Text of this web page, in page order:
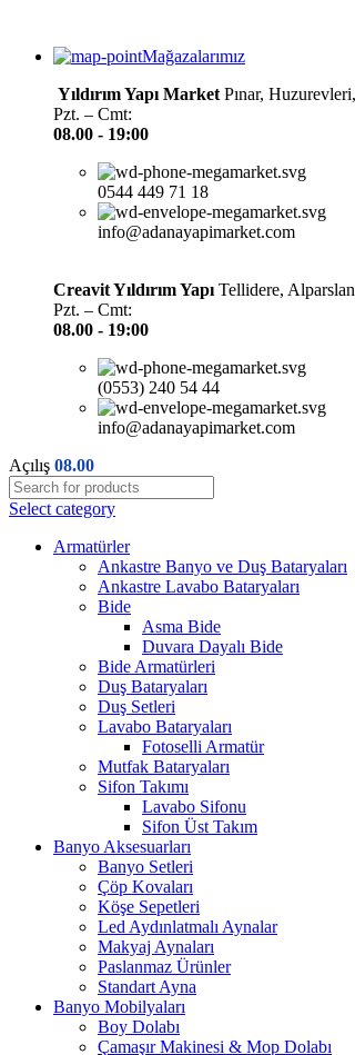
Mağazalarımız
Yıldırım Yapı Market Pınar,
Pzt. – Cmt:
08.00 - 19:00
0544 449 71 18
info@adanayapimarket.com
Creavit Yıldırım Yapı Tellidere,
Pzt. – Cmt:
08.00 - 19:00
(0553) 240 54 44
info@adanayapimarket.com
Açılış 08.00
Select category
Armatürler
Ankastre Banyo ve Duş Bataryaları
Ankastre Lavabo Bataryaları
Bide
Asma Bide
Duvara Dayalı Bide
Bide Armatürleri
Duş Bataryaları
Duş Setleri
Lavabo Bataryaları
Fotoselli Armatür
Mutfak Bataryaları
Sifon Takımı
Lavabo Sifonu
Sifon Üst Takım
Banyo Aksesuarları
Banyo Setleri
Çöp Kovaları
Köşe Sepetleri
Led Aydınlatmalı Aynalar
Makyaj Aynaları
Paslanmaz Ürünler
Standart Ayna
Banyo Mobilyaları
Boy Dolabı
Çamaşır Makinesi & Mop Dolabı